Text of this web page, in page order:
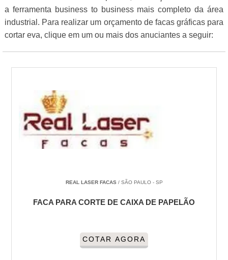
a ferramenta business to business mais completo da área
industrial. Para realizar um orçamento de facas gráficas para
cortar eva, clique em um ou mais dos anuciantes a seguir:
REAL LASER FACAS/ SÃO PAULO - SP
FACA PARA CORTE DE CAIXA DE PAPELÃO
COTAR AGORA